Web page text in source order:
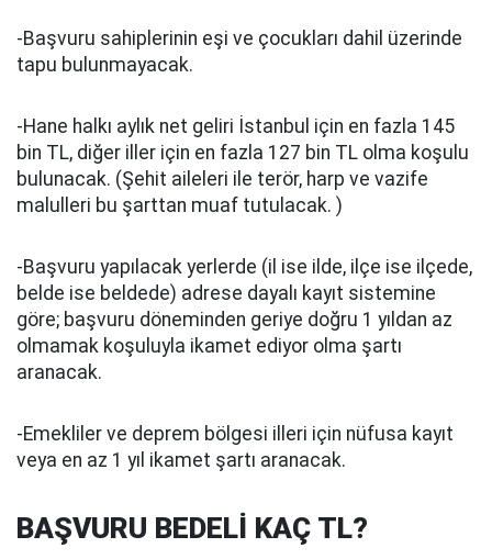
-Başvuru sahiplerinin eşi ve çocukları dahil üzerinde
tapu bulunmayacak.
-Hane halkı aylık net geliri İstanbul için en fazla 145
bin TL, diğer iller için en fazla 127 bin TL olma koşulu
bulunacak. (Şehit aileleri ile terör, harp ve vazife
malulleri bu şarttan muaf tutulacak. )
-Başvuru yapılacak yerlerde (il ise ilde, ilçe ise ilçede,
belde ise beldede) adrese dayalı kayıt sistemine
göre; başvuru döneminden geriye doğru 1 yıldan az
olmamak koşuluyla ikamet ediyor olma şartı
aranacak.
-Emekliler ve deprem bölgesi illeri için nüfusa kayıt
veya en az 1 yıl ikamet şartı aranacak.
BAŞVURU BEDELİ KAÇ TL?